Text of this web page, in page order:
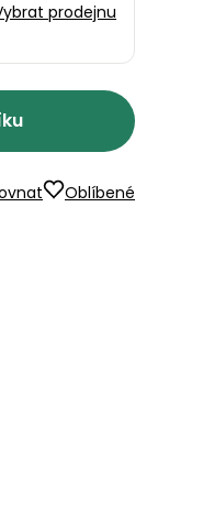
prodejnu
Oblíbené